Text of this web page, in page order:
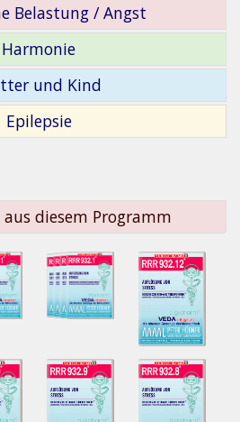
Belastung / Angst
Harmonie
und Kind
Epilepsie
diesem Programm